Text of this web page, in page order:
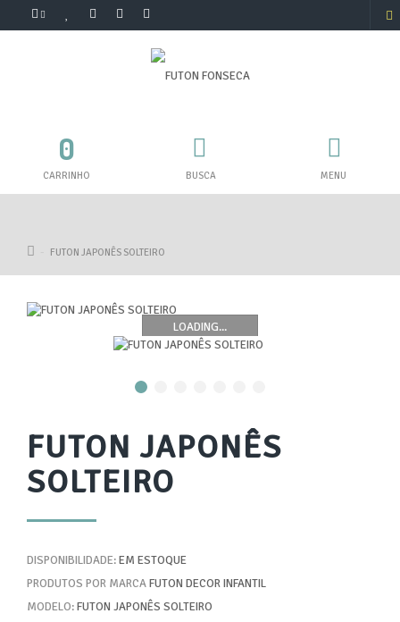
MENU
BUSCA
0
CARRINHO
FUTON JAPONÊS SOLTEIRO
LOADING...
FUTON JAPONÊS
SOLTEIRO
DISPONIBILIDADE:EM ESTOQUE
PRODUTOS POR MARCAFUTON DECOR INFANTIL
MODELO:FUTON JAPONÊS SOLTEIRO